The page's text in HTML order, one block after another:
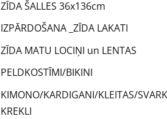
ZĪDA ŠALLES 36x136cm
IZPĀRDOŠANA _ZĪDA LAKATI
ZĪDA MATU LOCIŅI un LENTAS
PELDKOSTĪMI/BIKINI
KIMONO/KARDIGANI/KLEITAS/
KREKLI